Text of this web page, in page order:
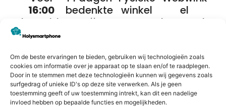
Om de beste ervaringen te bieden, gebruiken wij technologieën zoals
cookies om informatie over je apparaat op te slaan en/of te raadplegen.
Door in te stemmen met deze technologieën kunnen wij gegevens zoals
surfgedrag of unieke ID's op deze site verwerken. Als je geen
toestemming geeft of uw toestemming intrekt, kan dit een nadelige
invloed hebben op bepaalde functies en mogelijkheden.
16:00
besteld,
morgen
bedenkte
rmijn
winkel
el
keurmerk
Alternatieven